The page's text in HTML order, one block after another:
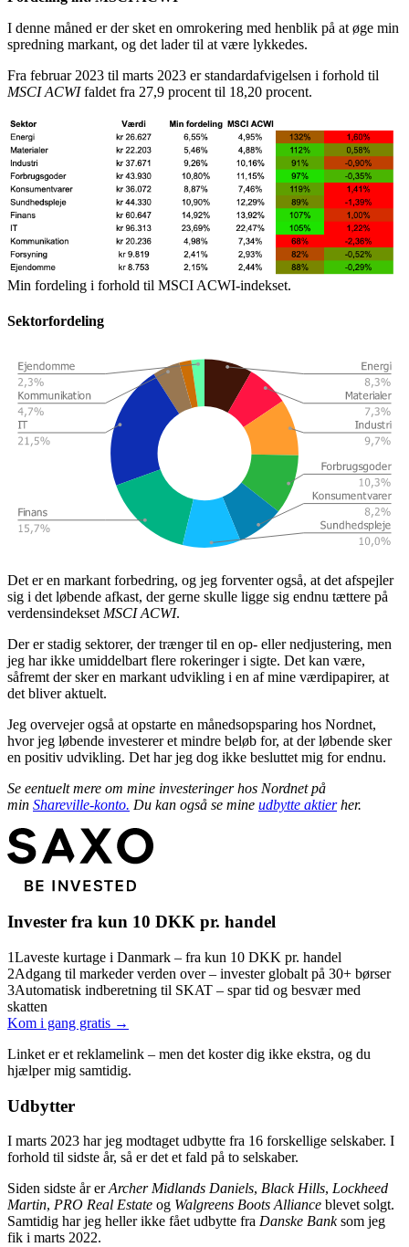
I denne måned er der sket en omrokering med henblik på at øge min
spredning markant, og det lader til at være lykkedes.
Fra februar 2023 til marts 2023 er standardafvigelsen i forhold til
MSCI ACWIfaldet fra 27,9 procent til 18,20 procent.
Min fordeling i forhold til MSCI ACWI-indekset.
Sektorfordeling
Det er en markant forbedring, og jeg forventer også, at det afspejler
sig i det løbende afkast, der gerne skulle ligge sig endnu tættere på
verdensindekset MSCI ACWI.
Der er stadig sektorer, der trænger til en op- eller nedjustering, men
jeg har ikke umiddelbart flere rokeringer i sigte. Det kan være,
såfremt der sker en markant udvikling i en af mine værdipapirer, at
det bliver aktuelt.
Jeg overvejer også at opstarte en månedsopsparing hos Nordnet,
hvor jeg løbende investerer et mindre beløb for, at der løbende sker
en positiv udvikling. Det har jeg dog ikke besluttet mig for endnu.
Se eentuelt mere om mine investeringer hos Nordnet på
min Shareville-konto. Du kan også se mine udbytte aktierher.
Invester fra kun 10 DKK pr. handel
1Laveste kurtage i Danmark – fra kun 10 DKK pr. handel
2Adgang til markeder verden over – invester globalt på 30+ børser
3Automatisk indberetning til SKAT – spar tid og besvær med
skatten
Kom i gang gratis →
Linket er et reklamelink – men det koster dig ikke ekstra, og du
hjælper mig samtidig.
Udbytter
I marts 2023 har jeg modtaget udbytte fra 16 forskellige selskaber. I
forhold til sidste år, så er det et fald på to selskaber.
Siden sidste år erArcher Midlands Daniels, Black Hills, Lockheed
Martin, PRO Real Estate og Walgreens Boots Alliance blevet solgt.
Samtidig har jeg heller ikke fået udbytte fra Danske Banksom jeg
fik i marts 2022.